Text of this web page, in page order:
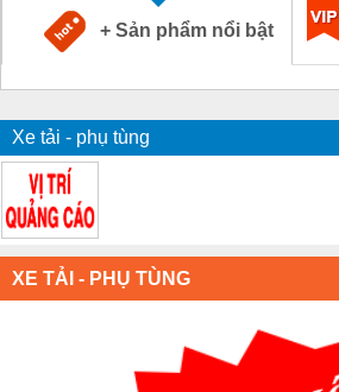
+ Sản phẩm nổi bật
Xe tải - phụ tùng
XE TẢI - PHỤ TÙNG